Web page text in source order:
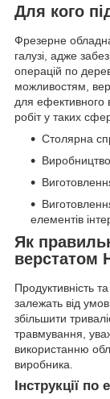
Для кого
Фрезерне
галузі, адже
операцій по
можливостям,
для ефективного
робіт у таких
Столярна
елементів
Як
верстатом
Продуктивність
залежать від
збільшити
травмування,
використанню
виробника.
Інструкції по